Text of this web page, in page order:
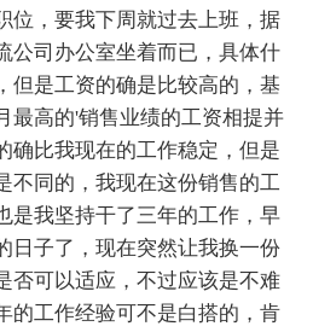
位，要我下周就过去上班，据
公司办公室坐着而已，具体什
但是工资的确是比较高的，基
最高的'销售业绩的工资相提并
确比我现在的工作稳定，但是
不同的，我现在这份销售的工
是我坚持干了三年的工作，早
日子了，现在突然让我换一份
否可以适应，不过应该是不难
的工作经验可不是白搭的，肯